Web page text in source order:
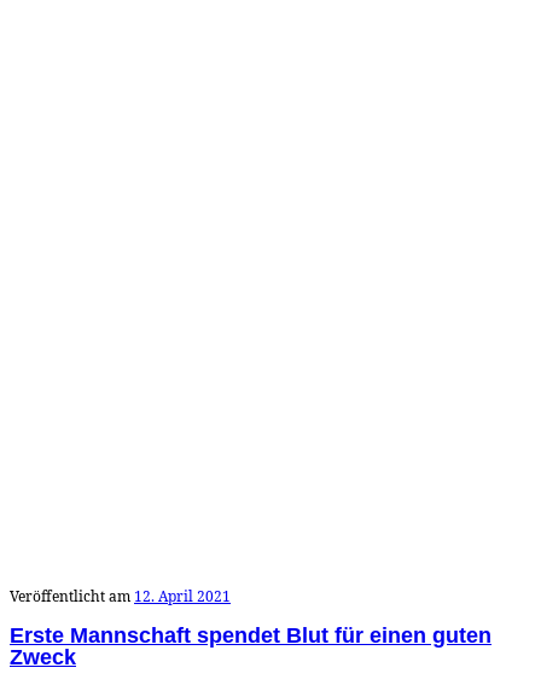
Veröffentlicht am 12. April 2021
Erste Mannschaft spendet Blut für einen guten
Zweck